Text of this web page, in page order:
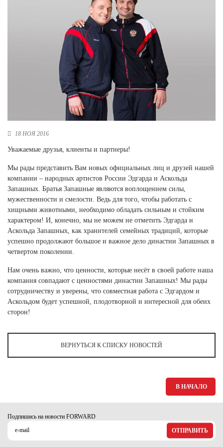
Республика Башкортостан (3)
Республика Крым (1)
Республика Татарстан (2)
Ростовская область (2)
Самарская область (1)
Санкт-Петербург и ЛО (3)
Северная Осетия (2)
Смоленская область (1)
Томская область (1)
Тульская область (1)
Тюменская область (3)
Хакасия (1)
Ханты-Мансийский автономный округ (3)
Челябинская область (2)
Ярославская область (1)
18 НОЯ 2016
Уважаемые друзья, клиенты и партнеры!
Мы рады представить Вам новых официальных лиц и друзей нашей
компании – народных артистов России Эдгарда и Аскольда
Запашных. Братья Запашные являются воплощением силы,
мужественности и смелости. Ведь для того, чтобы работать с
хищными животными, необходимо обладать сильным и стойким
характером! И, конечно, мы не можем не отметить Эдгарда и
Аскольда Запашных, как хранителей семейных традиций, которые
успешно продолжают большое и важное дело династии Запашных в
четвертом поколении.
Нам очень важно, что ценности, которые несёт в своей работе наша
компания совпадают с ценностями династии Запашных! Мы рады
сотрудничеству и уверены, что совместная работа с Эдгардом и
Аскольдом будет успешной, плодотворной и интересной для обеих
сторон!
ВЕРНУТЬСЯ К СПИСКУ НОВОСТЕЙ
В НАЧАЛО
Подпишись на новости FORWARD
ОТПРАВИТЬ